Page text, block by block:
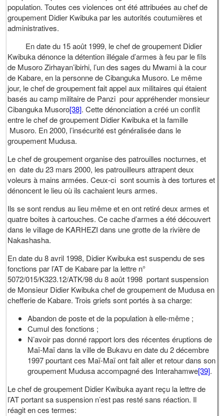
population. Toutes ces violences ont été attribuées au chef de
groupement Didier Kwibuka par les autorités coutumières et
administratives.
En date du 15 août 1999, le chef de groupement Didier
Kwibuka dénonce la détention illégale d’armes à feu par le fils
de Musoro Zirhayan’ibirhi, l’un des sages du Mwami à la cour
de Kabare, en la personne de Cibanguka Musoro. Le même
jour, le chef de groupement fait appel aux militaires qui étaient
basés au camp militaire de Panzi pour appréhender monsieur
Cibanguka Musoro[38]. Cette dénonciation a créé un conflit
entre le chef de groupement Didier Kwibuka et la famille
Musoro. En 2000, l’insécurité est généralisée dans le
groupement Mudusa.
Le chef de groupement organise des patrouilles nocturnes, et
en date du 23 mars 2000, les patrouilleurs attrapent deux
voleurs à mains armées. Ceux-ci sont soumis à des tortures et
dénoncent le lieu où ils cachaient leurs armes.
Ils se sont rendus au lieu même et en ont retiré deux armes et
quatre boites à cartouches. Ce cache d’armes a été découvert
dans le village de KARHEZI dans une grotte de la rivière de
Nakashasha.
En date du 8 avril 1998, Didier Kwibuka est suspendu de ses
fonctions par l’AT de Kabare par la lettre n°
5072/015/K323.12/ATK/98 du 8 août 1998 portant suspension
de Monsieur Didier Kwibuka chef de groupement de Mudusa en
chefferie de Kabare. Trois griefs sont portés à sa charge:
Abandon de poste et de la population à elle-même ;
Cumul des fonctions ;
N’avoir pas donné rapport lors des récentes éruptions de
Maï-Maï dans la ville de Bukavu en date du 2 décembre
1997 pourtant ces Maï-Maï ont fait aller et retour dans son
groupement Mudusa accompagné des Interahamwe[39].
Le chef de groupement Didier Kwibuka ayant reçu la lettre de
l’AT portant sa suspension n’est pas resté sans réaction. Il
réagit en ces termes: